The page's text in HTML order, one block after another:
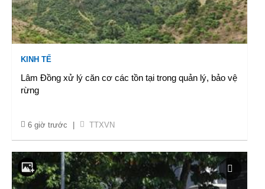
KINH TẾ
Lâm Đồng xử lý căn cơ các tồn tại trong quản lý, bảo vệ
rừng
6 giờ trước TTXVN